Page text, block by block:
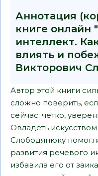
Аннотация
книге онлайн
интеллект.
влиять и
Викторович
Автор этой книги
сложно поверить,
сейчас: четко,
Овладеть
Слободянюку
развития речевого
избавила его от